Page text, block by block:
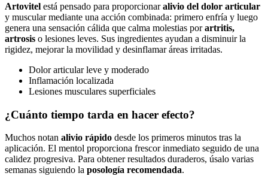
Artovitel está pensado para proporcionaralivio del dolor articular
y muscular mediante una acción combinada: primero enfría y luego
genera una sensación cálida que calma molestias porartritis,
artrosis o lesiones leves. Sus ingredientes ayudan a disminuir la
rigidez, mejorar la movilidad y desinflamar áreas irritadas.
Dolor articular leve y moderado
Inflamación localizada
Lesiones musculares superficiales
¿Cuánto tiempo tarda en hacer efecto?
Muchos notan alivio rápido desde los primeros minutos tras la
aplicación. El mentol proporciona frescor inmediato seguido de una
calidez progresiva. Para obtener resultados duraderos, úsalo varias
semanas siguiendo la posología recomendada.